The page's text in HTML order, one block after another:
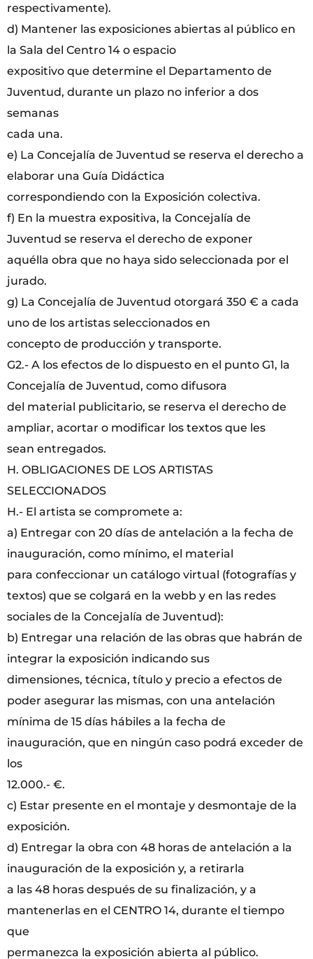
respectivamente).
d) Mantener las exposiciones abiertas al público en
la Sala del Centro 14 o espacio
expositivo que determine el Departamento de
Juventud, durante un plazo no inferior a dos
semanas
cada una.
e) La Concejalía de Juventud se reserva el derecho a
elaborar una Guía Didáctica
correspondiendo con la Exposición colectiva.
f) En la muestra expositiva, la Concejalía de
Juventud se reserva el derecho de exponer
aquélla obra que no haya sido seleccionada por el
jurado.
g) La Concejalía de Juventud otorgará 350 € a cada
uno de los artistas seleccionados en
concepto de producción y transporte.
G2.- A los efectos de lo dispuesto en el punto G1, la
Concejalía de Juventud, como difusora
del material publicitario, se reserva el derecho de
ampliar, acortar o modificar los textos que les
sean entregados.
H. OBLIGACIONES DE LOS ARTISTAS
SELECCIONADOS
H.- El artista se compromete a:
a) Entregar con 20 días de antelación a la fecha de
inauguración, como mínimo, el material
para confeccionar un catálogo virtual (fotografías y
textos) que se colgará en la webb y en las redes
sociales de la Concejalía de Juventud):
b) Entregar una relación de las obras que habrán de
integrar la exposición indicando sus
dimensiones, técnica, título y precio a efectos de
poder asegurar las mismas, con una antelación
mínima de 15 días hábiles a la fecha de
inauguración, que en ningún caso podrá exceder de
los
12.000.- €.
c) Estar presente en el montaje y desmontaje de la
exposición.
d) Entregar la obra con 48 horas de antelación a la
inauguración de la exposición y, a retirarla
a las 48 horas después de su finalización, y a
mantenerlas en el CENTRO 14, durante el tiempo
que
permanezca la exposición abierta al público.